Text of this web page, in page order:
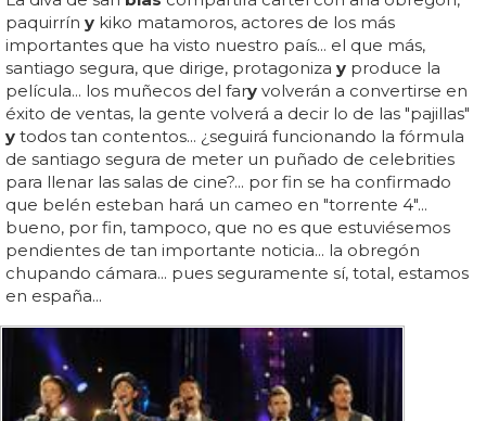
paquirrín y kiko matamoros, actores de los más
importantes que ha visto nuestro país... el que más,
santiago segura, que dirige, protagoniza y produce la
película... los muñecos del fary volverán a convertirse en
éxito de ventas, la gente volverá a decir lo de las "pajillas"
y todos tan contentos... ¿seguirá funcionando la fórmula
de santiago segura de meter un puñado de celebrities
para llenar las salas de cine?... por fin se ha confirmado
que belén esteban hará un cameo en "torrente 4"...
bueno, por fin, tampoco, que no es que estuviésemos
pendientes de tan importante noticia... la obregón
chupando cámara... pues seguramente sí, total, estamos
en españa...